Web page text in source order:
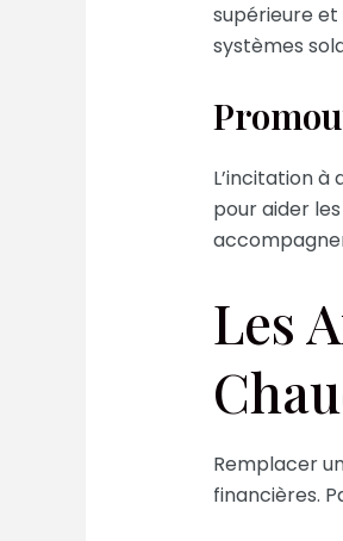
supérieure et
systèmes
L’incitation
pour aider
Les
Remplacer
financières.